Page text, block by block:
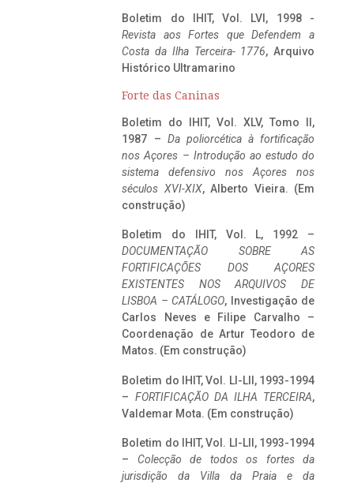
Boletim do IHIT, Vol. LVI, 1998 -
Revista aos Fortes que Defendem a
Costa da Ilha Terceira- 1776, Arquivo
Histórico Ultramarino
Forte das Caninas
Boletim do IHIT, Vol. XLV, Tomo II,
1987 – Da poliorcética à fortificação
nos Açores – Introdução ao estudo do
sistema defensivo nos Açores nos
séculos XVI-XIX, Alberto Vieira. (Em
construção)
Boletim do IHIT, Vol. L, 1992 –
DOCUMENTAÇÃO SOBRE AS
FORTIFICAÇÕES DOS AÇORES
EXISTENTES NOS ARQUIVOS DE
LISBOA – CATÁLOGO, Investigação de
Carlos Neves e Filipe Carvalho –
Coordenação de Artur Teodoro de
Matos. (Em construção)
Boletim do IHIT, Vol. LI-LII, 1993-1994
– FORTIFICAÇÃO DA ILHA TERCEIRA,
Valdemar Mota. (Em construção)
Boletim do IHIT, Vol. LI-LII, 1993-1994
– Colecção de todos os fortes da
jurisdição da Villa da Praia e da